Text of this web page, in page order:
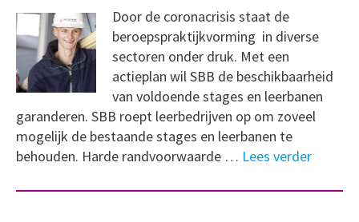
Door de coronacrisis staat de
beroepspraktijkvorming in diverse
sectoren onder druk. Met een
actieplan wil SBB de beschikbaarheid
van voldoende stages en leerbanen
garanderen. SBB roept leerbedrijven op om zoveel
mogelijk de bestaande stages en leerbanen te
behouden. Harde randvoorwaarde … Lees verder